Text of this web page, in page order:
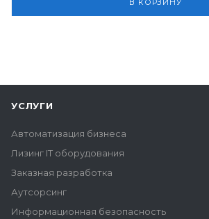
В КОРЗИНУ
УСЛУГИ
Автоматизация бизнеса
Лизинг IT оборудования
Заказная разработка
Аутсорсинг
Информационная безопасность